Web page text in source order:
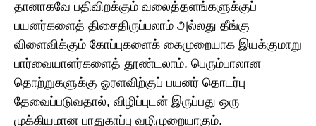
தானாகவே பதிவிறக்கும் வலைத்தளங்களுக்குப்
பயனர்களைத் திசைதிருப்பலாம் அல்லது தீங்கு
விளைவிக்கும் கோப்புகளைக் கைமுறையாக இயக்குமாறு
பார்வையாளர்களைத் தூண்டலாம். பெரும்பாலான
தொற்றுகளுக்கு ஓரளவிற்குப் பயனர் தொடர்பு
தேவைப்படுவதால், விழிப்புடன் இருப்பது ஒரு
முக்கியமான பாதுகாப்பு வழிமுறையாகும்.